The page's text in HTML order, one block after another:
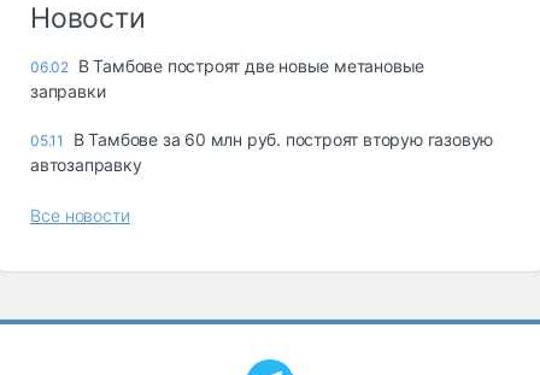
опасные грузы
страхование
Спецтехника
Новости
06.02 В Тамбове построят две новые метановые
заправки
05.11
В Тамбове за 60 млн руб. построят вторую газовую
автозаправку
Все новости